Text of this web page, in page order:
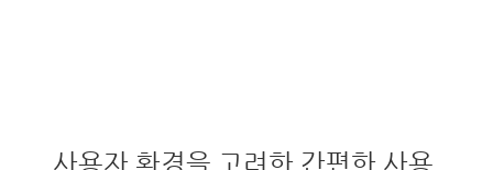
사용자 환경을 고려한 간편한 사용